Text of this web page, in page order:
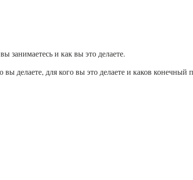
занимаетесь и как вы это делаете.
делаете, для кого вы это делаете и каков конечный